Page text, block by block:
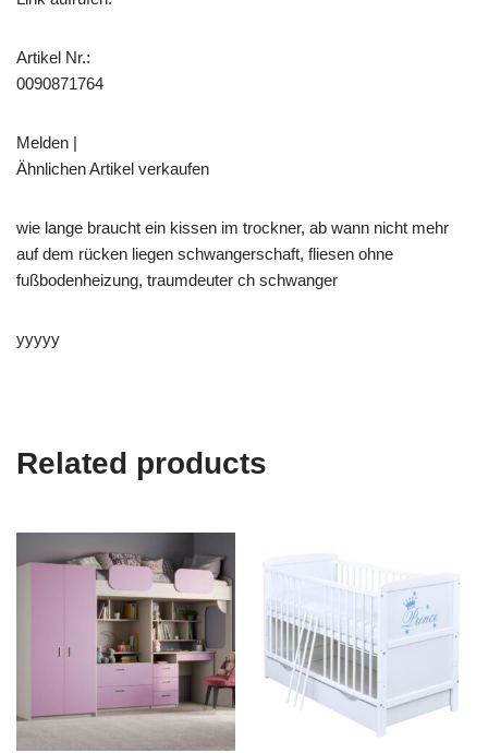
Artikel Nr.:
0090871764
Melden |
Ähnlichen Artikel verkaufen
wie lange braucht ein kissen im trockner, ab wann nicht mehr
auf dem rücken liegen schwangerschaft, fliesen ohne
fußbodenheizung, traumdeuter ch schwanger
yyyyy
Related products